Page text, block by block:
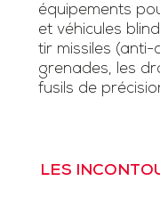
équipements
et véhicules
tir missiles (anti-
grenades, les
fusils de
LES